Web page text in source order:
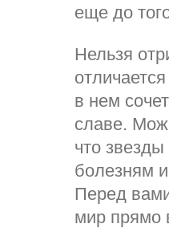
еще до
Нельзя
в нем
славе.
что
болезням
Перед
мир прямо